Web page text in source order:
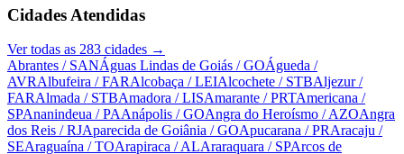
Cidades Atendidas
Ver todas as 283 cidades →
Abrantes / SANÁguas Lindas de Goiás / GOÁgueda /
AVRAlbufeira / FARAlcobaça / LEIAlcochete / STBAljezur/
FARAlmada / STBAmadora / LISAmarante / PRTAmericana /
SPAnanindeua / PAAnápolis / GOAngra do Heroísmo / AZOAngra
dos Reis / RJAparecida de Goiânia / GOApucarana / PRAracaju /
SEAraguaína / TOArapiraca / ALAraraquara / SPArcos de